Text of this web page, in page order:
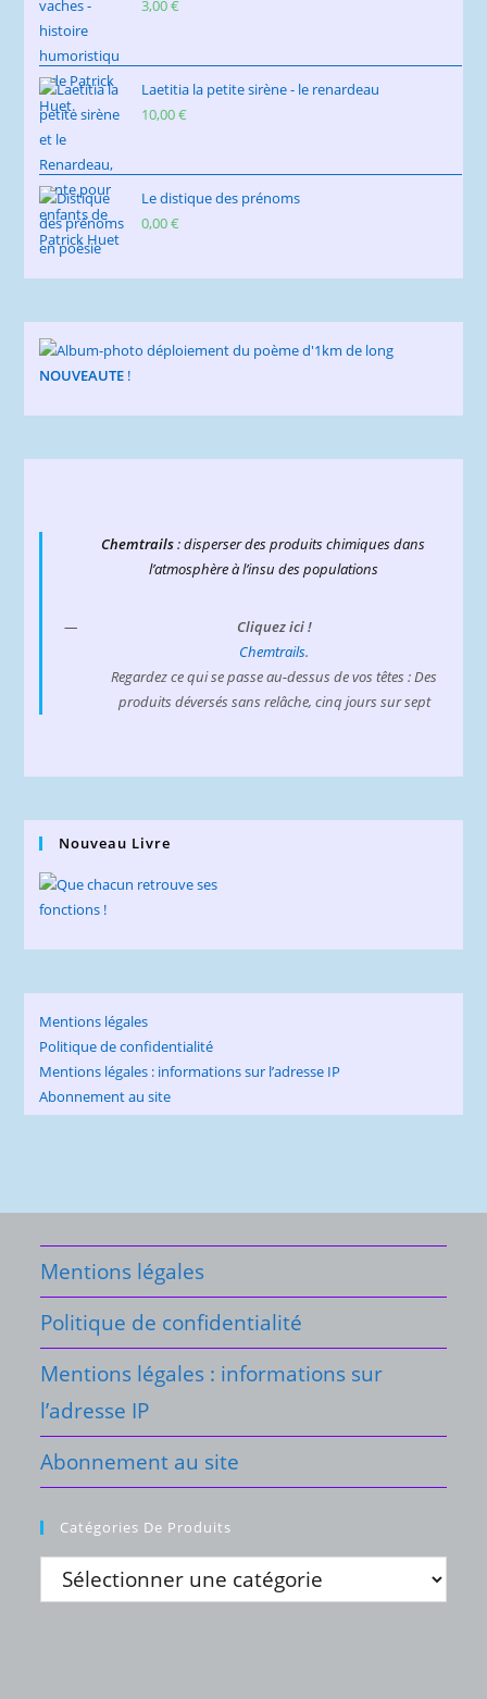
3,00€
Laetitia la petite sirène - le renardeau
10,00€
Le distique des prénoms
0,00€
NOUVEAUTE !
Chemtrails: disperser des produits chimiques dans
l’atmosphère à l’insu des populations
Cliquez ici !
Chemtrails.
Regardez ce qui se passe au-dessus de vos têtes : Des
produits déversés sans relâche, cinq jours sur sept
Nouveau Livre
Mentions légales
Politique de confidentialité
Mentions légales : informations sur l’adresse IP
Abonnement au site
Mentions légales
Politique de confidentialité
Mentions légales : informations sur
l’adresse IP
Abonnement au site
Catégories De Produits